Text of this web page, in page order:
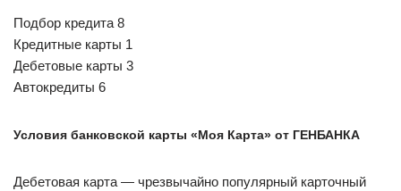
Подбор кредита 8
Кредитные карты 1
Дебетовые карты 3
Автокредиты 6
Условия банковской карты «Моя Карта» от ГЕНБАНКА
Дебетовая карта — чрезвычайно популярный карточный